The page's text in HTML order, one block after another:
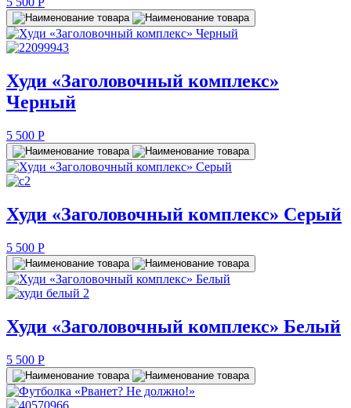
Худи «Заголовочный комплекс»
Черный
5 500 P
Худи «Заголовочный комплекс» Серый
5 500 P
Худи «Заголовочный комплекс» Белый
5 500 P